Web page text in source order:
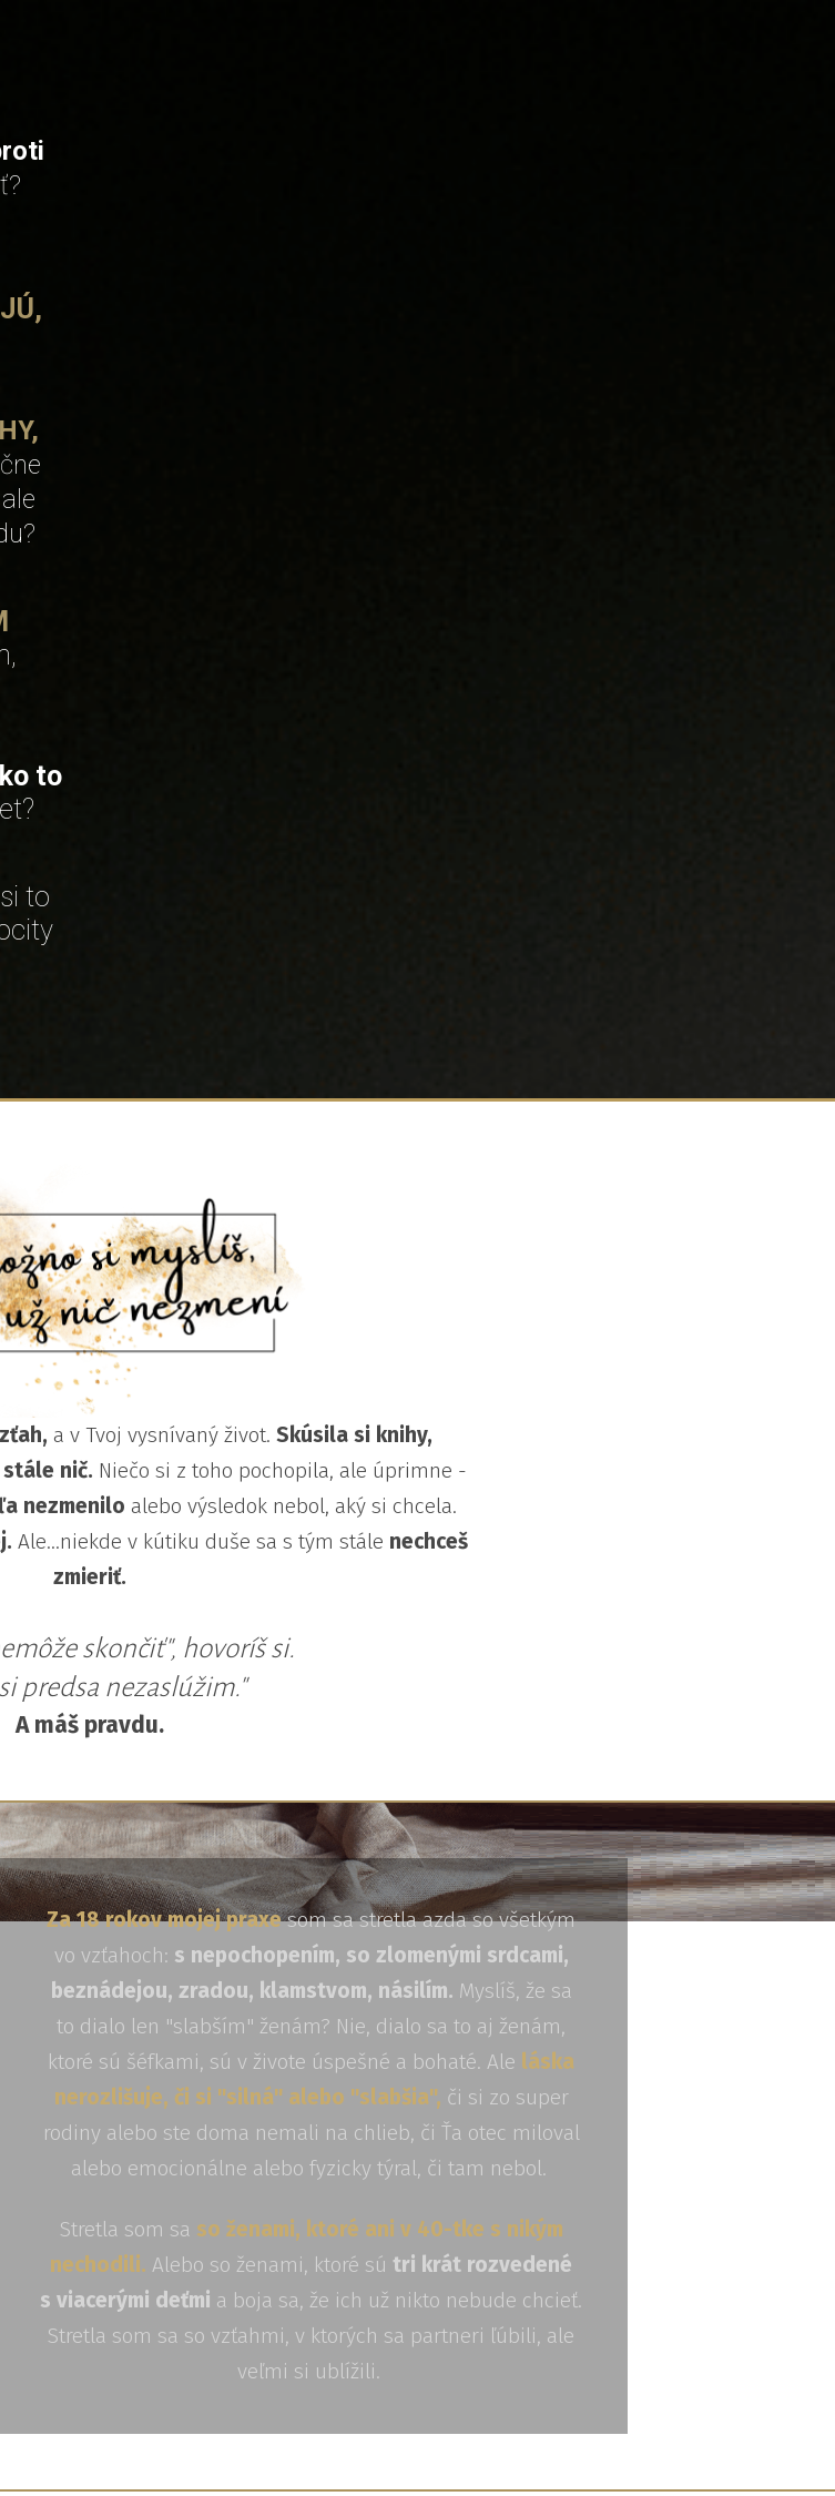
ale
to
to
a v Tvoj vysnívaný život. Skúsila si knihy,
nič. Niečo si z toho pochopila, ale úprimne -
nezmenilo alebo výsledok nebol, aký si chcela.
Ale...niekde v kútiku duše sa s tým stále nechceš
zmieriť.
skončiť", hovoríš si.
predsa nezaslúžim."
A máš pravdu.
Za 18 rokov mojej praxesom sa stretla azda so všetkým
vo vzťahoch: s nepochopením, so zlomenými srdcami,
beznádejou, zradou, klamstvom, násilím. Myslíš, že sa
to dialo len "slabším" ženám? Nie, dialo sa to aj ženám,
ktoré sú šéfkami, sú v živote úspešné a bohaté. Ale láska
nerozlišuje, či si "silná" alebo "slabšia", či si zo super
rodiny alebo ste doma nemali na chlieb, či Ťa otec miloval
alebo emocionálne alebo fyzicky týral, či tam nebol.
Stretla som sa so ženami, ktoré ani v 40-tke s nikým
nechodili. Alebo so ženami, ktoré sú tri krát rozvedené
s viacerými deťmi a boja sa, že ich už nikto nebude chcieť.
Stretla som sa so vzťahmi, v ktorých sa partneri ľúbili, ale
veľmi si ublížili.